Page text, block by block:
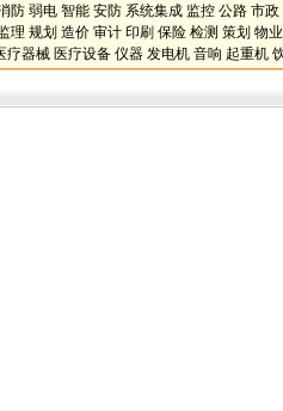
防 弱电 智能 安防 系统集成 监控 公路 市政
理 规划 造价 审计 印刷 保险 检测 策划 物业
疗器械 医疗设备 仪器 发电机 音响 起重机